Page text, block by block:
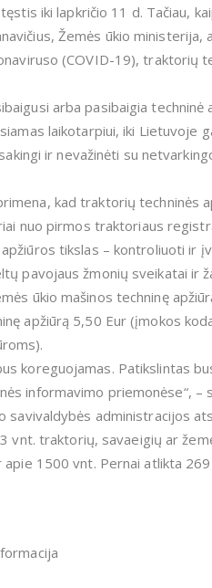
iki lapkričio 11 d. Tačiau,
Žemės ūkio
(COVID-19), traktorių
arba pasibaigia
laikotarpiui, iki Lietuvoje
ir nevažinėti su
kad traktorių techninės
nuo pirmos traktoriaus
tikslas – kontroliuoti ir
pavojaus žmonių sveikatai ir
ūkio mašinos techninę
apžiūrą 5,50 Eur (įmokos
koreguojamas. Patikslintas
informavimo priemonėse“, –
savivaldybės administracijos
vnt. traktorių, savaeigių ar
apie 1500 vnt. Pernai atlikta